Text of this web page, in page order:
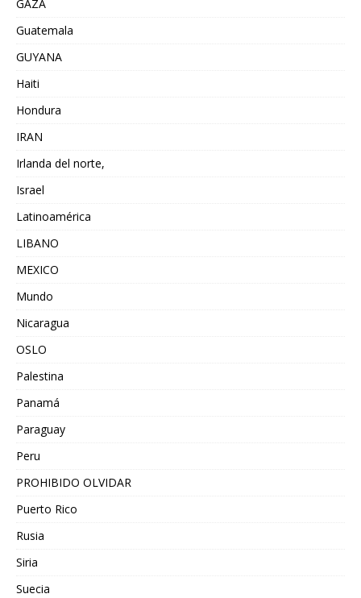
GAZA
Guatemala
GUYANA
Haiti
Hondura
IRAN
Irlanda del norte,
Israel
Latinoamérica
LIBANO
MEXICO
Mundo
Nicaragua
OSLO
Palestina
Panamá
Paraguay
Peru
PROHIBIDO OLVIDAR
Puerto Rico
Rusia
Siria
Suecia